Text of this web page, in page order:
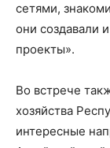
сетями,
они создавали
проекты».
Во встрече
хозяйства
интересные